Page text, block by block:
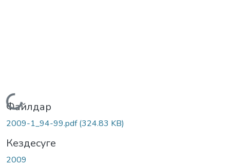
Жүктеу...
Файлдар
2009-1_94-99.pdf(324.83 KB)
Кездесуге
2009